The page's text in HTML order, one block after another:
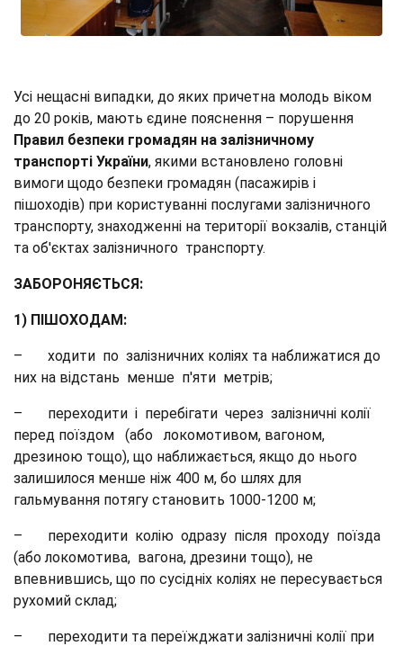
Усі нещасні випадки, до яких причетна молодь віком
до 20 років, мають єдине пояснення – порушення
Правил безпеки громадян на залізничному
транспорті України, якими встановлено головні
вимоги щодо безпеки громадян (пасажирів і
пішоходів) при користуванні послугами залізничного
транспорту, знаходженні на території вокзалів, станцій
та об'єктах залізничного транспорту.
ЗАБОРОНЯЄТЬСЯ:
1) ПІШОХОДАМ:
– ходити по залізничних коліях та наближатися до
них на відстань менше п'яти метрів;
– переходити і перебігати через залізничні колії
перед поїздом (або локомотивом, вагоном,
дрезиною тощо), що наближається, якщо до нього
залишилося менше ніж 400 м, бо шлях для
гальмування потягу становить 1000-1200 м;
– переходити колію одразу після проходу поїзда
(або локомотива, вагона, дрезини тощо), не
впевнившись, що по сусідніх коліях не пересувається
рухомий склад;
– переходити та переїжджати залізничні колії при